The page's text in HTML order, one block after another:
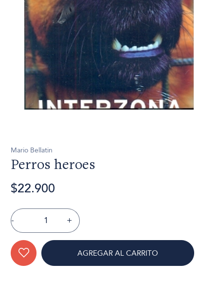
Mario Bellatin
Perros heroes
$22.900
- +
AGREGAR AL CARRITO